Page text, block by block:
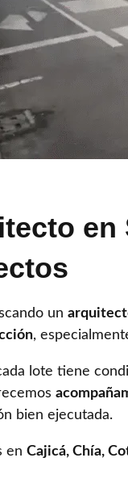
en
un
,
lote tiene
bien ejecutada.
en Cajicá, Chía,